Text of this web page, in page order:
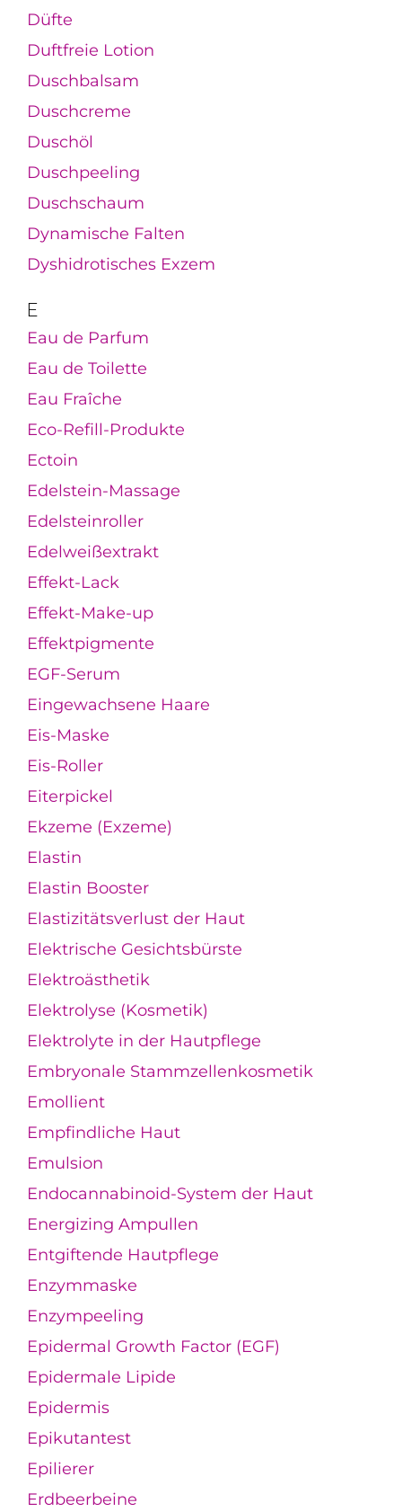
Düfte
Duftfreie Lotion
Duschbalsam
Duschcreme
Duschöl
Duschpeeling
Duschschaum
Dynamische Falten
Dyshidrotisches Exzem
E
Eau de Parfum
Eau de Toilette
Eau Fraîche
Eco-Refill-Produkte
Ectoin
Edelstein-Massage
Edelsteinroller
Edelweißextrakt
Effekt-Lack
Effekt-Make-up
Effektpigmente
EGF-Serum
Eingewachsene Haare
Eis-Maske
Eis-Roller
Eiterpickel
Ekzeme (Exzeme)
Elastin
Elastin Booster
Elastizitätsverlust der Haut
Elektrische Gesichtsbürste
Elektroästhetik
Elektrolyse (Kosmetik)
Elektrolyte in der Hautpflege
Embryonale Stammzellenkosmetik
Emollient
Empfindliche Haut
Emulsion
Endocannabinoid-System der Haut
Energizing Ampullen
Entgiftende Hautpflege
Enzymmaske
Enzympeeling
Epidermal Growth Factor (EGF)
Epidermale Lipide
Epidermis
Epikutantest
Epilierer
Erdbeerbeine